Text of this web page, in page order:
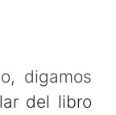
digamos
del libro